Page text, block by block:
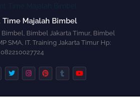
Time Majalah Bimbel
Bimbel Jakarta Timur, Bimbel
SMA, IT. Training Jakarta Timur Hp:
082210027724